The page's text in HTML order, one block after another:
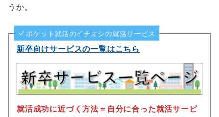
うか。
ポケット就活のイチオシの就活サービス
新卒向けサービスの一覧はこちら
就活成功に近づく方法＝自分に合った就活サービ